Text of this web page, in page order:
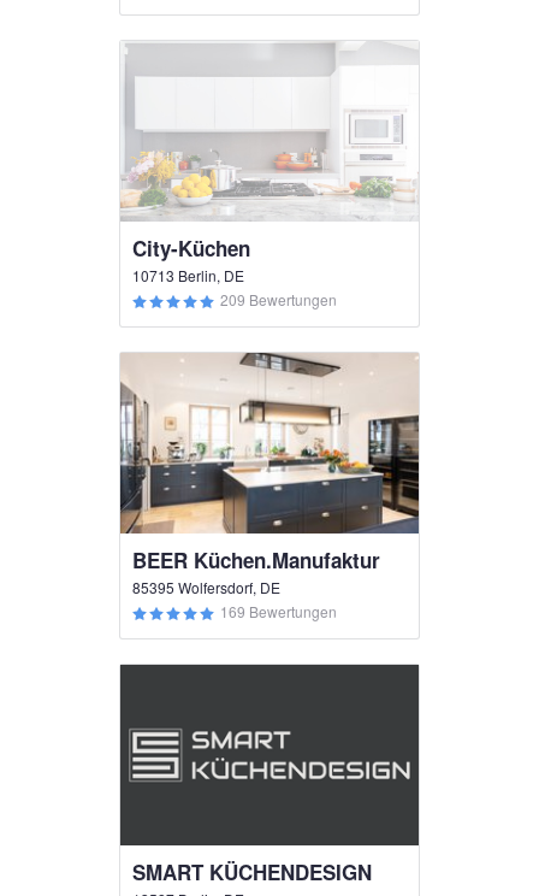
City-Küchen
10713 Berlin, DE
209 Bewertungen
BEER Küchen.Manufaktur
85395 Wolfersdorf, DE
169 Bewertungen
SMART KÜCHENDESIGN